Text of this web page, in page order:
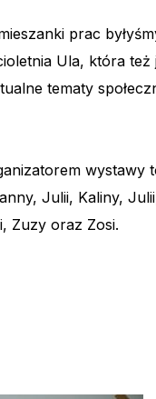
prac
Ula, która
tematy
Julii, Kaliny,
Zuzy oraz Zosi.